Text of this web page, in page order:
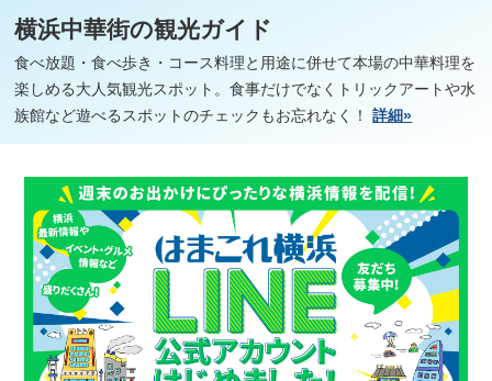
横浜中華街の観光ガイド
食べ放題・食べ歩き・コース料理と用途に併せて本場の中華料理を
楽しめる大人気観光スポット。食事だけでなくトリックアートや水
族館など遊べるスポットのチェックもお忘れなく！詳細»